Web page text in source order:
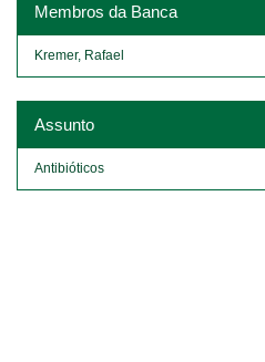
Membros da Banca
Kremer, Rafael
Assunto
Antibióticos